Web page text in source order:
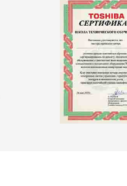
от 50 мин